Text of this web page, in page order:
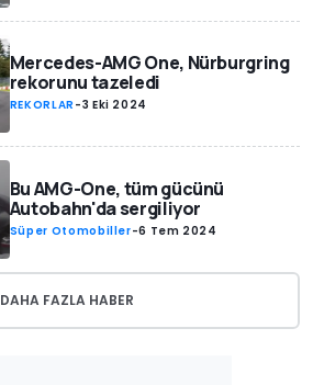
Mercedes-AMG One, Nürburgring
rekorunu tazeledi
REKORLAR -3 Eki 2024
Bu AMG-One, tüm gücünü
Autobahn'da sergiliyor
Süper Otomobiller-6 Tem 2024
DAHA FAZLA HABER